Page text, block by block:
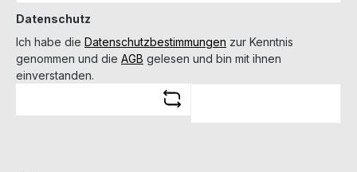
Datenschutz
Ich habe die Datenschutzbestimmungen zur Kenntnis
genommen und die AGB gelesen und bin mit ihnen
einverstanden.